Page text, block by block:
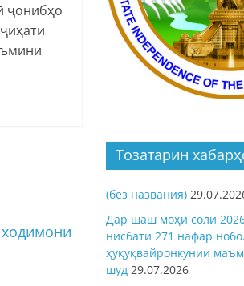
ҷонибҳо
Тозатарин
(без названия)
Дар шаш моҳи соли
нисбати 271 нафар
ҳуқуқвайронкунии
шуд 29.07.2026